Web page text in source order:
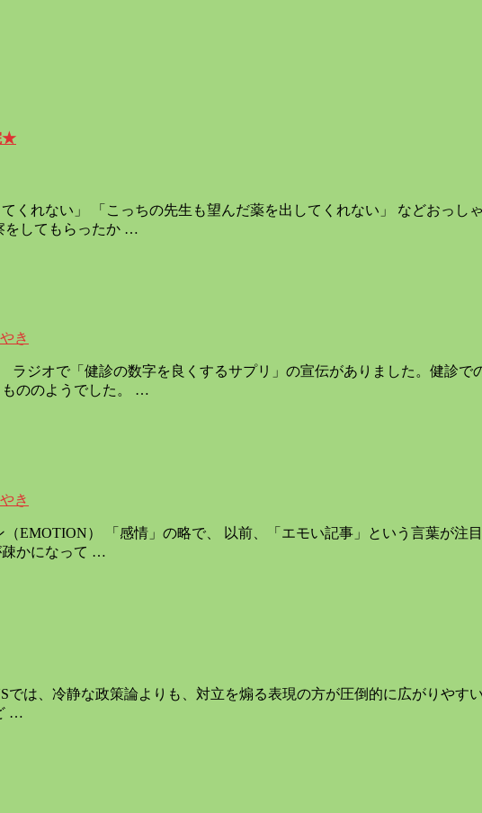
★
くれない」 「こっちの先生も望んだ薬を出してくれない」 などおっ
をしてもらったか …
き
オで「健診の数字を良くするサプリ」の宣伝がありました。健診で
ののようでした。 …
き
EMOTION） 「感情」の略で、 以前、「エモい記事」という言葉が注
疎かになって …
は、冷静な政策論よりも、対立を煽る表現の方が圧倒的に広がりやす
…